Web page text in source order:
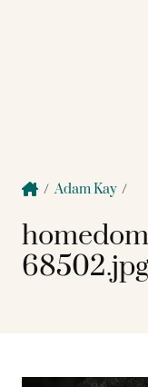
/Adam Kay/
68502.jpg